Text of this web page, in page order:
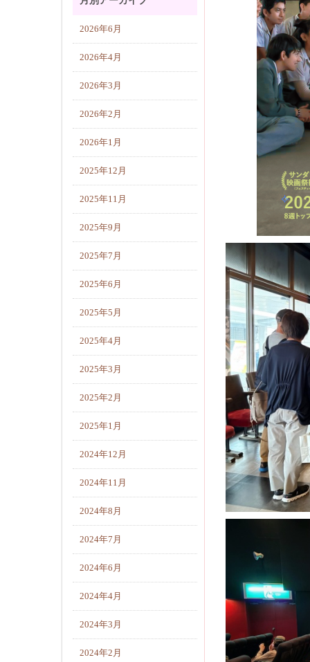
2026年6月
2026年4月
2026年3月
2026年2月
2026年1月
2025年12月
2025年11月
2025年9月
2025年7月
2025年6月
2025年5月
2025年4月
2025年3月
2025年2月
2025年1月
2024年12月
2024年11月
2024年8月
2024年7月
2024年6月
2024年4月
2024年3月
2024年2月